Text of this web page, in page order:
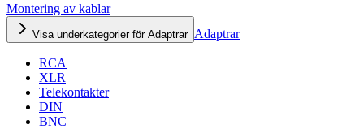
Montering av kablar
Visa underkategorier för Adaptrar Adaptrar
RCA
XLR
Telekontakter
DIN
BNC